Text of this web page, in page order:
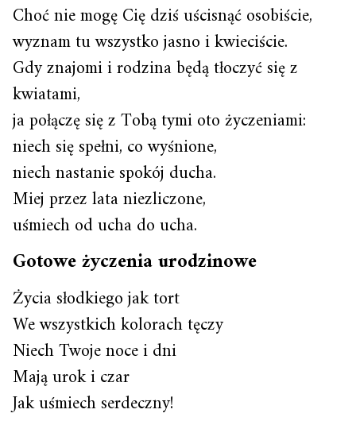
Choć nie mogę Cię dziś uścisnąć osobiście,
wyznam tu wszystko jasno i kwieciście.
Gdy znajomi i rodzina będą tłoczyć się z
kwiatami,
ja połączę się z Tobą tymi oto życzeniami:
niech się spełni, co wyśnione,
niech nastanie spokój ducha.
Miej przez lata niezliczone,
uśmiech od ucha do ucha.
Gotowe życzenia urodzinowe
Życia słodkiego jak tort
We wszystkich kolorach tęczy
Niech Twoje noce i dni
Mają urok i czar
Jak uśmiech serdeczny!